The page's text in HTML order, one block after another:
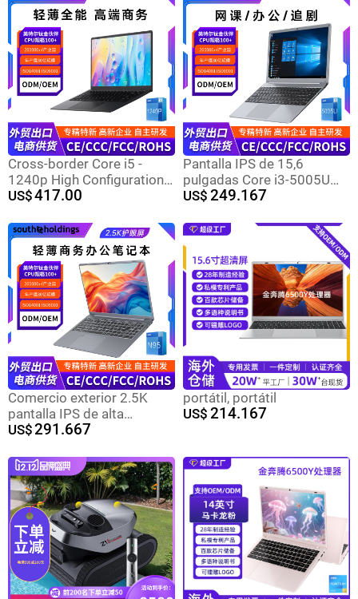
oficina computadora
portátil
Cross-border Core i5 -
1240p High Configuration
Laptop 14 "Laptop
US$417.00
Pantalla IPS de 15,6
pulgadas Core i3-5005U
Business Office Notebook
Portátil delgado y liviano
US$ 249.167
Comercio exterior 2.5K
pantalla IPS de alta
definición N95 cuerpo de
ligera y delgada
computadora portátil de
oficina empresarial
US$291.667
portátil, portátil
US$ 214.167